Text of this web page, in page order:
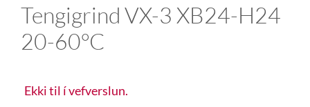
Tengigrind VX-3 XB24-H24
20-60°C
Ekki til í vefverslun.